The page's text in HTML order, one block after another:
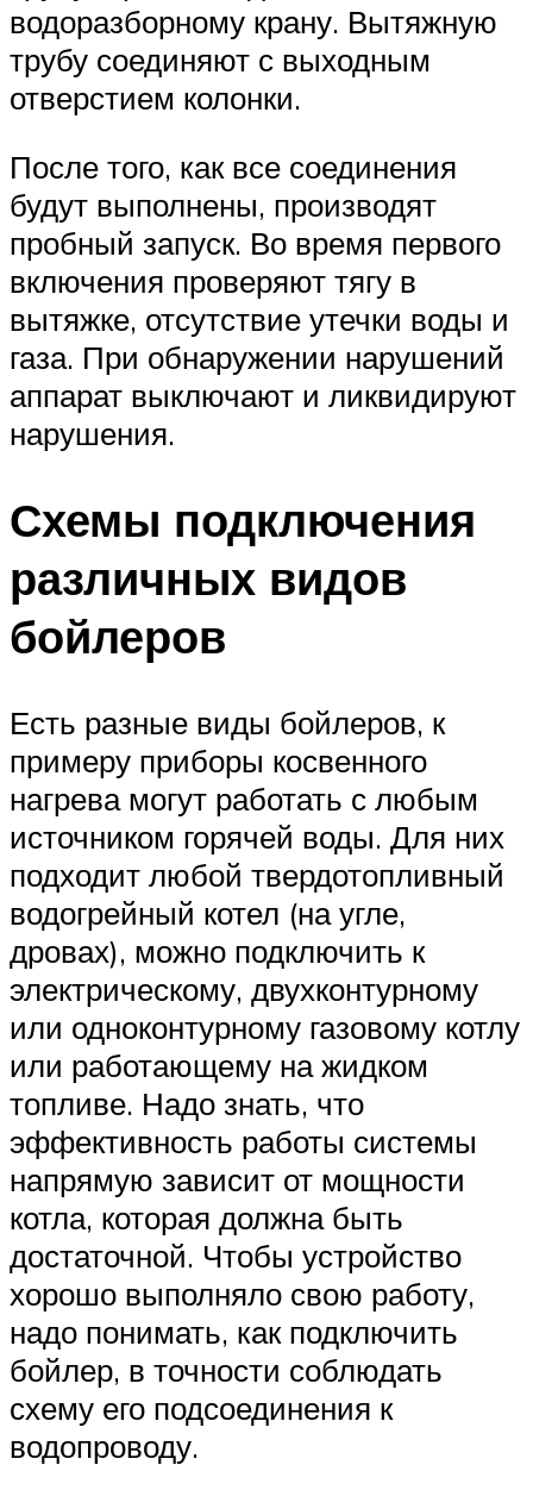
водоразборному крану. Вытяжную
трубу соединяют с выходным
отверстием колонки.
После того, как все соединения
будут выполнены, производят
пробный запуск. Во время первого
включения проверяют тягу в
вытяжке, отсутствие утечки воды и
газа. При обнаружении нарушений
аппарат выключают и ликвидируют
нарушения.
Схемы подключения
различных видов
бойлеров
Есть разные виды бойлеров, к
примеру приборы косвенного
нагрева могут работать с любым
источником горячей воды. Для них
подходит любой твердотопливный
водогрейный котел (на угле,
дровах), можно подключить к
электрическому, двухконтурному
или одноконтурному газовому котлу
или работающему на жидком
топливе. Надо знать, что
эффективность работы системы
напрямую зависит от мощности
котла, которая должна быть
достаточной. Чтобы устройство
хорошо выполняло свою работу,
надо понимать, как подключить
бойлер, в точности соблюдать
схему его подсоединения к
водопроводу.